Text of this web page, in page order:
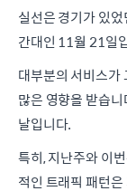
실선은 경기가 있
간대인 11월 21일
대부분의 서비스가
많은 영향을 받습
날입니다.
특히, 지난주와 이
적인 트래픽 패턴